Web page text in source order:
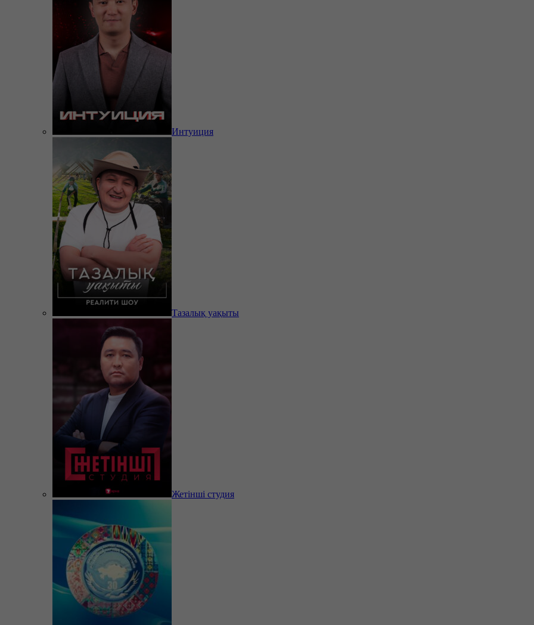
Интуиция
Тазалық уақыты
Жетінші студия